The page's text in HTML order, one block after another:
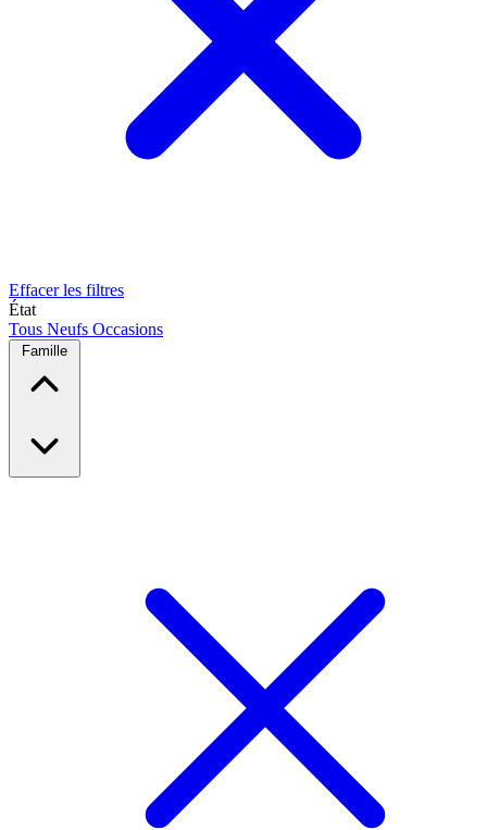
Effacer les filtres
État
Tous Neufs Occasions
Famille